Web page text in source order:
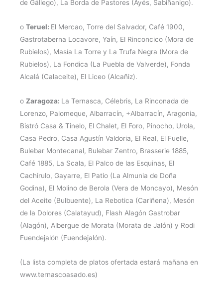
de Gállego), La Borda de Pastores (Ayés, Sabiñanigo).
o Teruel: El Mercao, Torre del Salvador, Café 1900,
Gastrotaberna Locavore, Yaín, El Rinconcico (Mora de
Rubielos), Masía La Torre y La Trufa Negra (Mora de
Rubielos), La Fondica (La Puebla de Valverde), Fonda
Alcalá (Calaceite), El Liceo (Alcañiz).
o Zaragoza: La Ternasca, Célebris, La Rinconada de
Lorenzo, Palomeque, Albarracín, +Albarracín, Aragonia,
Bistró Casa & Tinelo, El Chalet, El Foro, Pinocho, Urola,
Casa Pedro, Casa Agustín Valdoria, El Real, El Fuelle,
Bulebar Montecanal, Bulebar Zentro, Brasserie 1885,
Café 1885, La Scala, El Palco de las Esquinas, El
Cachirulo, Gayarre, El Patio (La Almunia de Doña
Godina), El Molino de Berola (Vera de Moncayo), Mesón
del Aceite (Bulbuente), La Rebotica (Cariñena), Mesón
de la Dolores (Calatayud), Flash Alagón Gastrobar
(Alagón), Albergue de Morata (Morata de Jalón) y Rodi
Fuendejalón (Fuendejalón).
(La lista completa de platos ofertada estará mañana en
www.ternascoasado.es)